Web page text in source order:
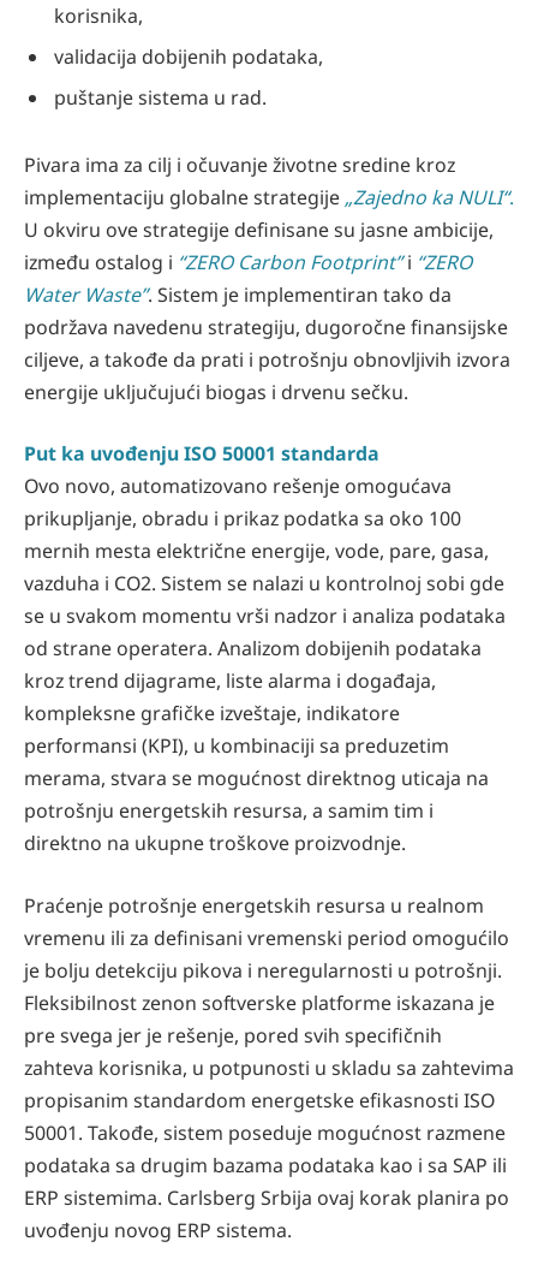
korisnika,
validacija dobijenih podataka,
puštanje sistema u rad.
Pivara ima za cilj i očuvanje životne sredine kroz
implementaciju globalne strategije „Zajedno ka NULI“.
U okviru ove strategije definisane su jasne ambicije,
između ostalog i “ZERO Carbon Footprint”i “ZERO
Water Waste”. Sistem je implementiran tako da
podržava navedenu strategiju, dugoročne finansijske
ciljeve, a takođe da prati i potrošnju obnovljivih izvora
energije uključujući biogas i drvenu sečku.
Put ka uvođenju ISO 50001 standarda
Ovo novo, automatizovano rešenje omogućava
prikupljanje, obradu i prikaz podatka sa oko 100
mernih mesta električne energije, vode, pare, gasa,
vazduha i CO2. Sistem se nalazi u kontrolnoj sobi gde
se u svakom momentu vrši nadzor i analiza podataka
od strane operatera. Analizom dobijenih podataka
kroz trend dijagrame, liste alarma i događaja,
kompleksne grafičke izveštaje, indikatore
performansi (KPI), u kombinaciji sa preduzetim
merama, stvara se mogućnost direktnog uticaja na
potrošnju energetskih resursa, a samim tim i
direktno na ukupne troškove proizvodnje.
Praćenje potrošnje energetskih resursa u realnom
vremenu ili za definisani vremenski period omogućilo
je bolju detekciju pikova i neregularnosti u potrošnji.
Fleksibilnost zenon softverske platforme iskazana je
pre svega jer je rešenje, pored svih specifičnih
zahteva korisnika, u potpunosti u skladu sa zahtevima
propisanim standardom energetske efikasnosti ISO
50001. Takođe, sistem poseduje mogućnost razmene
podataka sa drugim bazama podataka kao i sa SAP ili
ERP sistemima. Carlsberg Srbija ovaj korak planira po
uvođenju novog ERP sistema.